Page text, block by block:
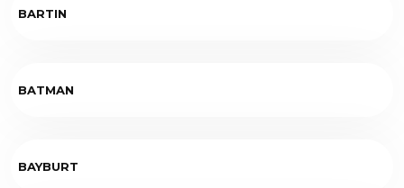
BARTIN
BATMAN
BAYBURT